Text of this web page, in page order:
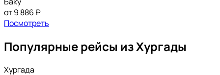
от 9 886 ₽
Посмотреть
Популярные рейсы из Хургады
Хургада